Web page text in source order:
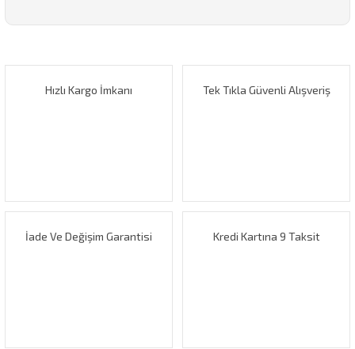
konularda yetersiz gördüğünüz noktaları öneri formunu
Ürün resmi kalitesiz, bozuk veya görüntülenemiyor.
Hızlı Kargo İmkanı Tek Tıkla Güvenli Alışveriş
İade Ve Değişim Garantisi Kredi Kartına 9 Taksit